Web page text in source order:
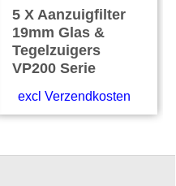
5 X Aanzuigfilter
19mm Glas &
Tegelzuigers
VP200 Serie
excl Verzendkosten